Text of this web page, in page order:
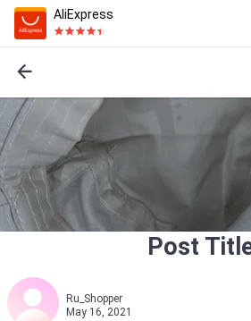
AliExpress
Post
Ru_Shopper
May 16, 2021